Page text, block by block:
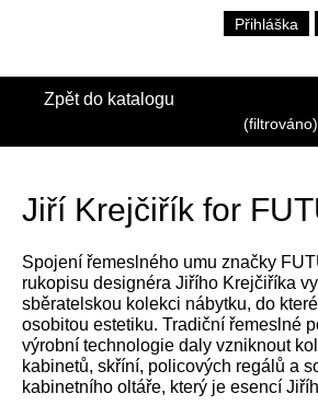
Přihláška
Zpět do katalogu
(filtrováno)
Jiří Krejčiřík for
Spojení řemeslného umu značky
rukopisu designéra Jiřího Krejčiříka
sběratelskou kolekci nábytku, do
osobitou estetiku. Tradiční řemeslné
výrobní technologie daly vzniknout
kabinetů, skříní, policových regálů a
kabinetního oltáře, který je esencí